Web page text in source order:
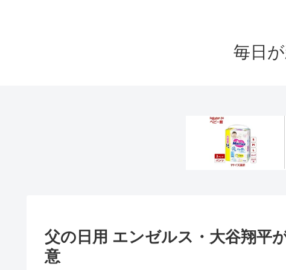
毎日
父の日用 エンゼルス・大谷翔平
意